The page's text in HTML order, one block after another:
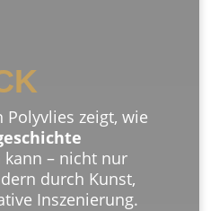
Polyvlies zeigt, wie
– nicht nur
durch Kunst,
Inszenierung.